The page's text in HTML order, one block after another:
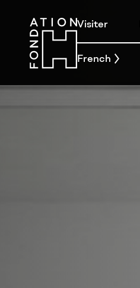
Visiter
French